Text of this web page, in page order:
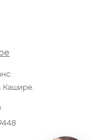
Кашире.